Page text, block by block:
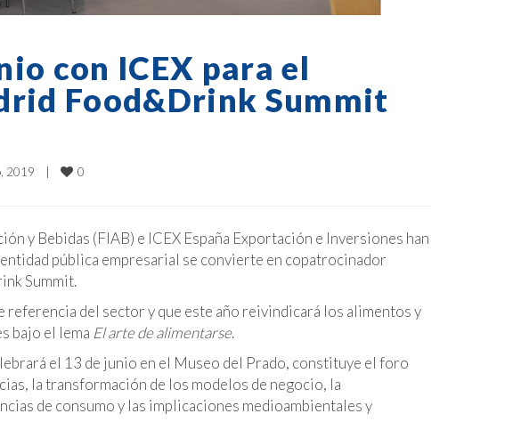
con ICEX para el
Food&Drink Summit
2019 0
y Bebidas (FIAB) e ICEX España Exportación e Inversiones han
pública empresarial se convierte en copatrocinador
Summit.
referencia del sector y que este año reivindicará los alimentos y
bajo el lema El arte de alimentarse.
el 13 de junio en el Museo del Prado, constituye el foro
la transformación de los modelos de negocio, la
de consumo y las implicaciones medioambientales y